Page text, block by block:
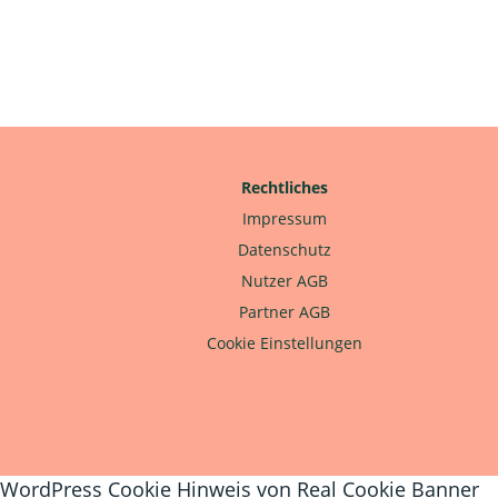
Rechtliches
Impressum
Datenschutz
Nutzer AGB
Partner AGB
Cookie Einstellungen
WordPress Cookie Hinweis von Real Cookie Banner